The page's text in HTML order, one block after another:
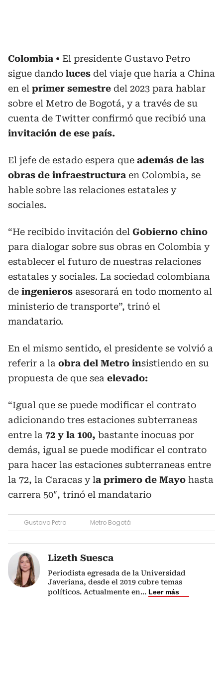
Colombia
El presidente Gustavo Petro
sigue dando luces del viaje que haría a China
en el primer semestre del 2023 para hablar
sobre el Metro de Bogotá, y a través de su
cuenta de Twitter confirmó que recibió una
invitación de ese país.
El jefe de estado espera que además de las
obras de infraestructura en Colombia, se
hable sobre las relaciones estatales y
sociales.
“He recibido invitación del Gobierno chino
para dialogar sobre sus obras en Colombia y
establecer el futuro de nuestras relaciones
estatales y sociales. La sociedad colombiana
de ingenieros asesorará en todo momento al
ministerio de transporte”, trinó el
mandatario.
En el mismo sentido, el presidente se volvió a
referir a la obra del Metro insistiendo en su
propuesta de que sea elevado:
“Igual que se puede modificar el contrato
adicionando tres estaciones subterraneas
entre la 72 y la 100, bastante inocuas por
demás, igual se puede modificar el contrato
para hacer las estaciones subterraneas entre
la 72, la Caracas y la primero de Mayo hasta
carrera 50″, trinó el mandatario
Gustavo Petro Metro Bogotá
Lizeth Suesca
Periodista egresada de la Universidad
Javeriana, desde el 2019 cubre temas
políticos. Actualmente en... Leer más